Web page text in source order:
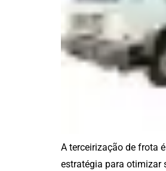
A terceirização de frota
estratégia para otimizar